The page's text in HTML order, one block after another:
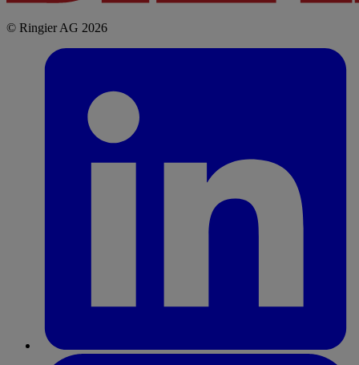
© Ringier AG 2026